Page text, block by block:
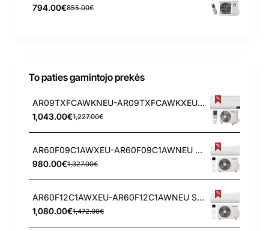
794.00€855.00€
To paties gamintojo prekės
AR09TXFCAWKNEU-AR09TXFCAWKXEU Samsung Arise 2.5/3.2 kW oro kondicionierius
1,043.00€1,227.00€
AR60F09C1AWXEU-AR60F09C1AWNEU Samsung WindFree Comfort S2 2.5/3.2 kW oro kondicionierius
980.00€1,327.00€
AR60F12C1AWXEU-AR60F12C1AWNEU Samsung WindFree Comfort S2 3.5/4.0 kW oro kondicionierius
1,080.00€1,472.00€